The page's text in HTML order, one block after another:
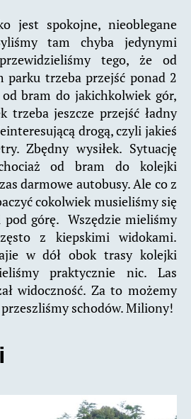
jest spokojne, nieoblegane
tam chyba jedynymi
tego, że od
parku trzeba przejść ponad 2
bram do jakichkolwiek gór,
trzeba jeszcze przejść ładny
drogą, czyli jakieś
Zbędny wysiłek. Sytuację
od bram do kolejki
darmowe autobusy. Ale co z
cokolwiek musieliśmy się
pod górę. Wszędzie mieliśmy
z kiepskimi widokami.
w dół obok trasy kolejki
praktycznie nic. Las
widoczność. Za to możemy
schodów. Miliony!